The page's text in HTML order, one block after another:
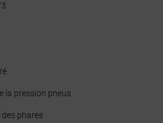
la pression pneus
phares